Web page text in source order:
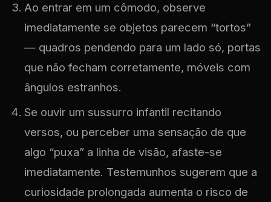
Ao entrar em um cômodo, observe
imediatamente se objetos parecem “tortos”
— quadros pendendo para um lado só, portas
que não fecham corretamente, móveis com
ângulos estranhos.
Se ouvir um sussurro infantil recitando
versos, ou perceber uma sensação de que
algo “puxa” a linha de visão, afaste-se
imediatamente. Testemunhos sugerem que a
curiosidade prolongada aumenta o risco de